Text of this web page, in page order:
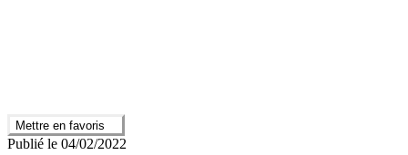
Mettre en favoris
Publié le 04/02/2022